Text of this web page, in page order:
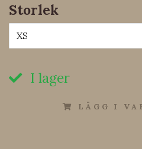
Storlek
XS
I lager
LÄGG I